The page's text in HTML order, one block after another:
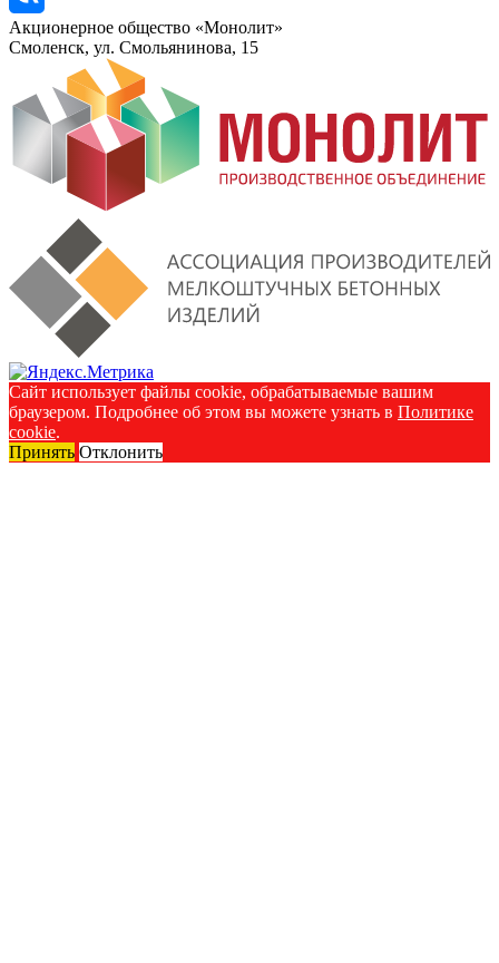
Акционерное общество «Монолит»
Смоленск, ул. Смольянинова, 15
Сайт использует файлы cookie, обрабатываемые вашим
браузером. Подробнее об этом вы можете узнать в Политике
cookie.
Принять Отклонить